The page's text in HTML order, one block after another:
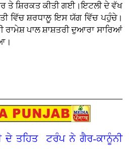
ਤੇ ਸ਼ਿਰਕਤ ਕੀਤੀ ਗਈ।ਇਟਲੀ ਦੇ ਵੱਖ
ਵਿੱਚ ਸ਼ਰਧਾਲੂ ਇਸ ਯੱਗ ਵਿੱਚ ਪਹੁੰਚੇ।
ਪਾਲ ਸ਼ਾਸ਼ਤਰੀ ਦੁਆਰਾ ਸਾਰਿਆਂ
ਦੇ ਤਹਿਤ ਟਰੰਪ ਨੇ ਗੈਰ-ਕਾਨੂੰਨੀ